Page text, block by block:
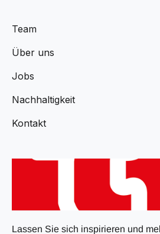
Team
Über uns
Jobs
Nachhaltigkeit
Kontakt
Lassen Sie sich inspirieren und